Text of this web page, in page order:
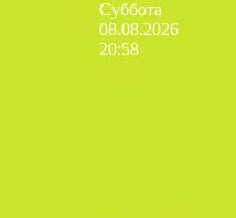
Суббота
08.08.2026
20:58